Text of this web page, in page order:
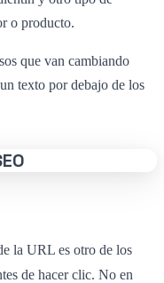
o producto.
que van cambiando
texto por debajo de los
la URL es otro de los
de hacer clic. No en